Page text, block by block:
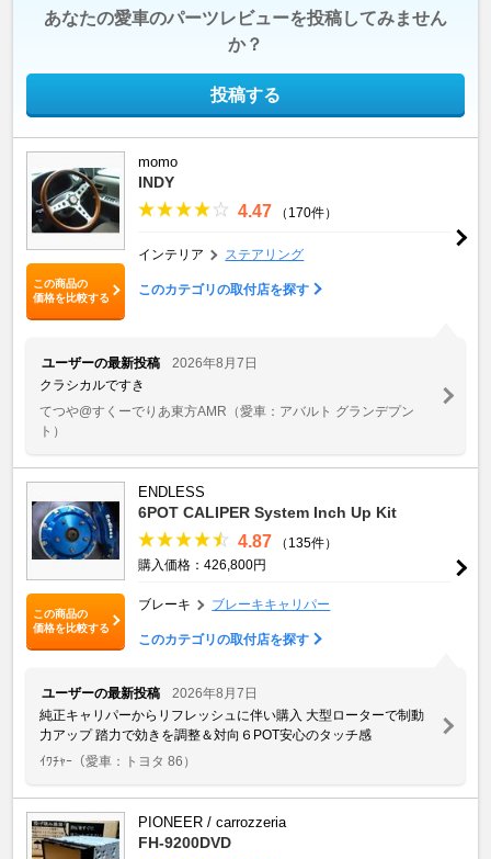
あなたの愛車のパーツレビューを投稿してみません
か？
投稿する
この商品の
価格を比較する
momo
INDY
4.47 （170件）
インテリア ステアリング
このカテゴリの取付店を探す
ユーザーの最新投稿
2026年8月7日
クラシカルですき
てつや@すくーでりあ東方AMR （愛車：アバルト グランデプン
ト）
この商品の
価格を比較する
ENDLESS
6POT CALIPER System Inch Up Kit
4.87
（135件）
購入価格：426,800円
ブレーキ ブレーキキャリパー
このカテゴリの取付店を探す
ユーザーの最新投稿
2026年8月7日
純正キャリパーからリフレッシュに伴い購入 大型ローターで制動
力アップ 踏力で効きを調整＆対向６POT安心のタッチ感
ｲﾜﾁｬｰ （愛車：トヨタ 86）
PIONEER / carrozzeria
FH-9200DVD